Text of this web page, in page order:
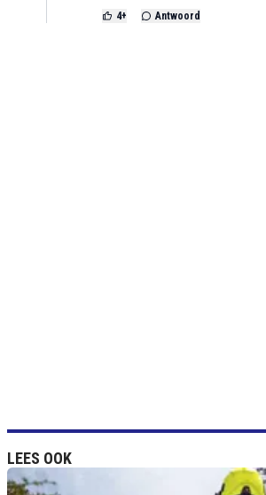
4+ Antwoord
LEES OOK